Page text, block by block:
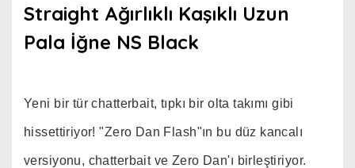
Straight Ağırlıklı Kaşıklı Uzun
Pala İğne NS Black
Yeni bir tür chatterbait, tıpkı bir olta takımı gibi
hissettiriyor! "Zero Dan Flash"ın bu düz kancalı
versiyonu, chatterbait ve Zero Dan'ı birleştiriyor.